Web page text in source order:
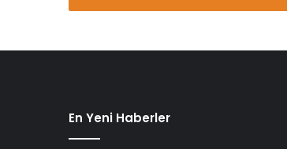
En Yeni Haberler